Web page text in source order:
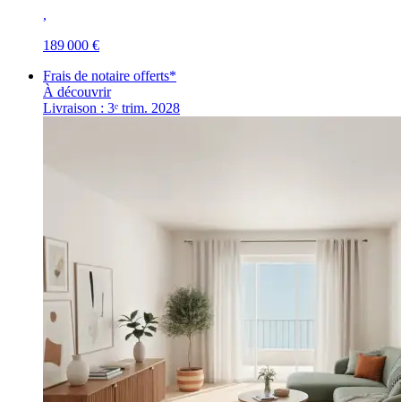
,
189 000 €
Frais de notaire offerts*
À découvrir
Livraison : 3ᵉ trim. 2028